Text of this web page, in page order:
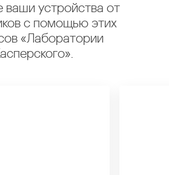
ваши устройства от
с помощью этих
«Лаборатории